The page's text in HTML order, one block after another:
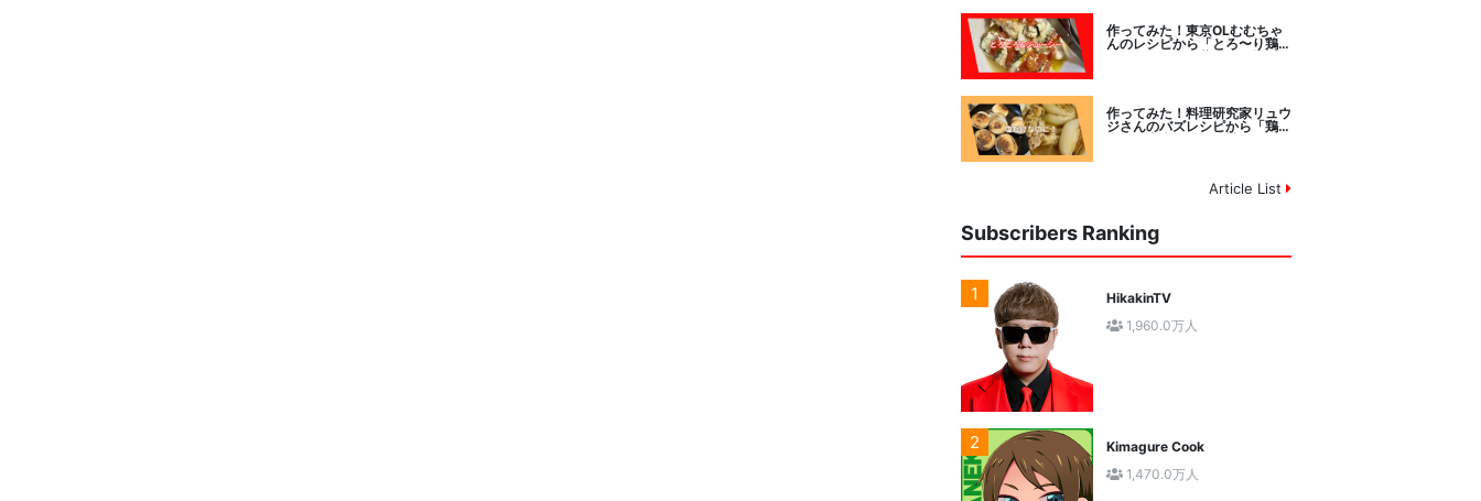
作ってみた！東京OLむむちゃ
んのレシピから「とろ〜り鶏む
作ってみた！料理研究家リュウ
ジさんのバズレシピから「鶏の
Article List
Subscribers Ranking
1
HikakinTV
1,960.0万人
2
Kimagure Cook
1,470.0万人